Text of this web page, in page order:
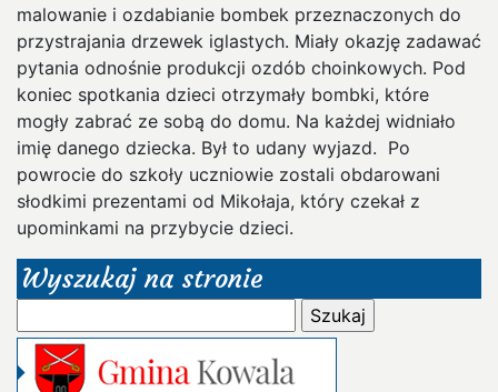
malowanie i ozdabianie bombek przeznaczonych do
przystrajania drzewek iglastych. Miały okazję zadawać
pytania odnośnie produkcji ozdób choinkowych. Pod
koniec spotkania dzieci otrzymały bombki, które
mogły zabrać ze sobą do domu. Na każdej widniało
imię danego dziecka. Był to udany wyjazd. Po
powrocie do szkoły uczniowie zostali obdarowani
słodkimi prezentami od Mikołaja, który czekał z
upominkami na przybycie dzieci.
Wyszukaj na stronie